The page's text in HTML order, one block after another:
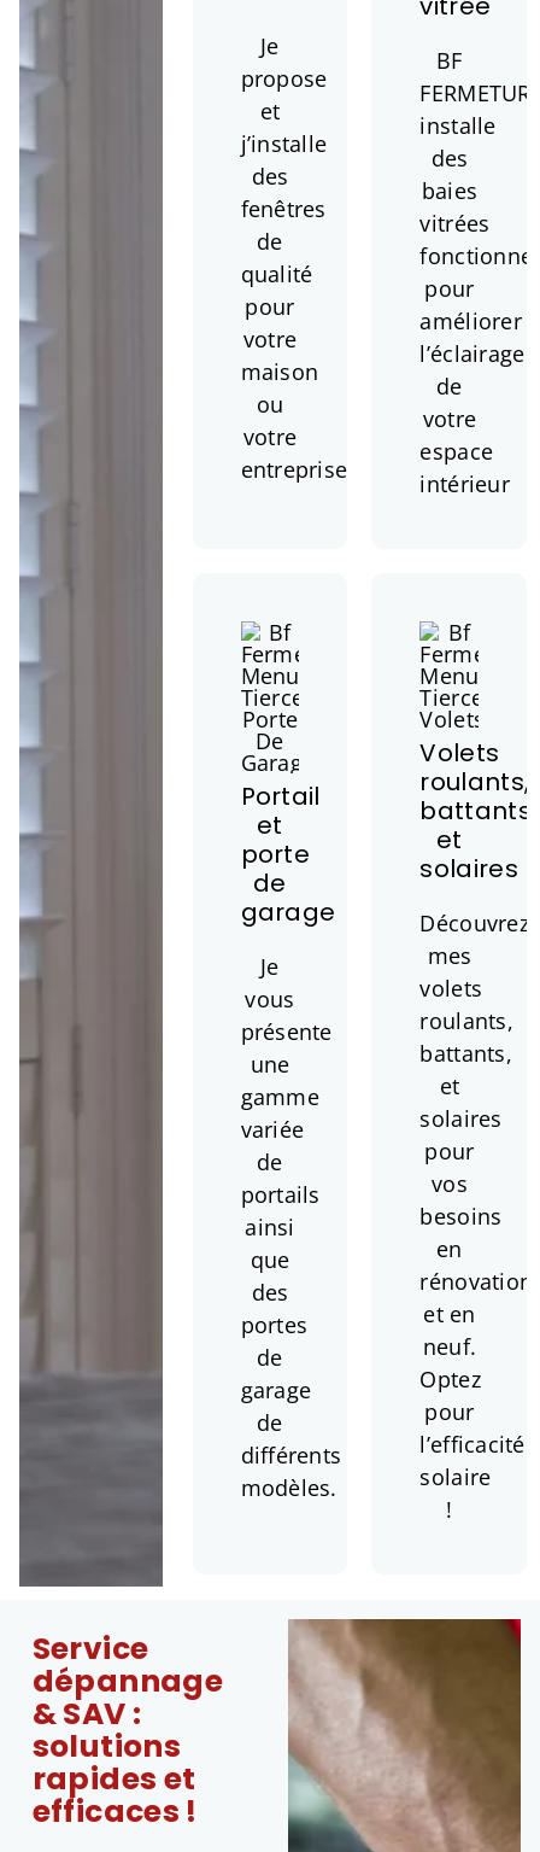
Je
propose
et
j’installe
des
fenêtres
de
qualité
pour
votre
maison
ou
votre
entreprise.
BF
installe
des
baies
vitrées
pour
améliorer
l’éclairage
de
votre
espace
intérieur
Portail
et
porte
de
garage
Je
vous
présente
une
gamme
variée
de
portails
ainsi
que
des
portes
de
garage
de
différents
modèles.
Volets
roulants,
battants
et
solaires
Découvrez
mes
volets
roulants,
battants,
et
solaires
pour
vos
besoins
en
rénovation
et en
neuf.
Optez
pour
l’efficacité
solaire
!
Service
dépannage
& SAV :
solutions
rapides et
efficaces !